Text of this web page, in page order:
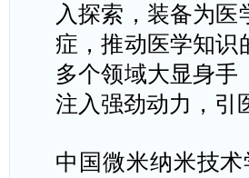
入探索，装备为
症，推动医学知识
多个领域大显身手
注入强劲动力，引
中国微米纳米技